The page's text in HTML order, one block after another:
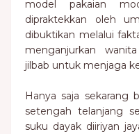
model pakaian
dipraktekkan oleh
dibuktikan melalui
menganjurkan
jilbab untuk menjaga
Hanya saja sekarang
setengah telanjang
suku dayak diiriyan